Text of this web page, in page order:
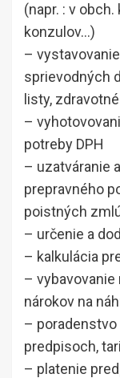
(napr. : v
konzulov…)
–
sprievodných
listy,
–
potreby DPH
– uzatváranie
prepravného
poistných
– určenie a
– kalkulácia
– vybavovanie
nárokov na
– poradenstvo
predpisoch,
– platenie